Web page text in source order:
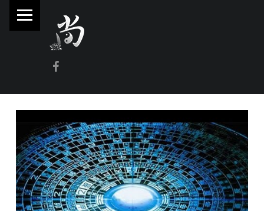
尚
門
遁
甲
風
水
命
理
Facebook